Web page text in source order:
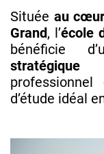
Située au
Grand, l’école
bénéficie
stratégique
d’étude idéal